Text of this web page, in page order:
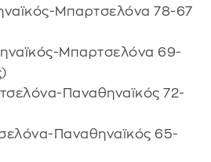
Μπαρτσελόνα 78-67
Μπαρτσελόνα 69-
Παναθηναϊκός 72-
Παναθηναϊκός 65-